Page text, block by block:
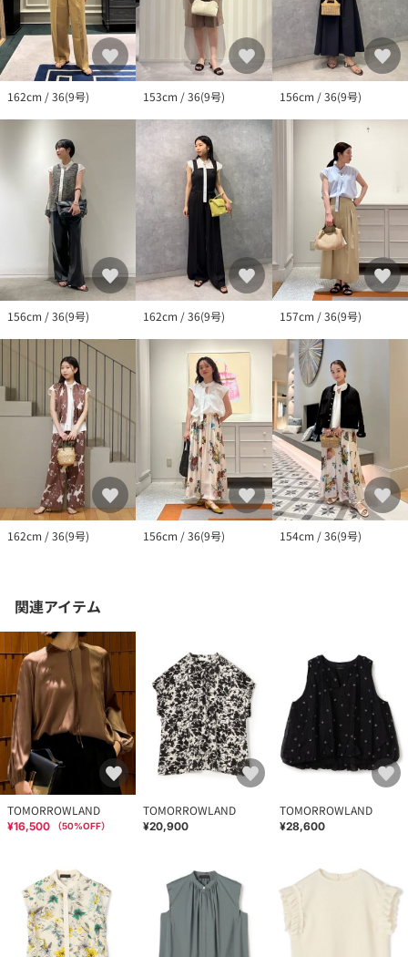
162cm / 36(9号) 153cm / 36(9号) 156cm / 36(9号)
156cm / 36(9号) 162cm / 36(9号) 157cm / 36(9号)
162cm / 36(9号) 156cm / 36(9号) 154cm / 36(9号)
関連アイテム
TOMORROWLAND
¥16,500 （50%OFF）
TOMORROWLAND
¥20,900
TOMORROWLAND
¥28,600